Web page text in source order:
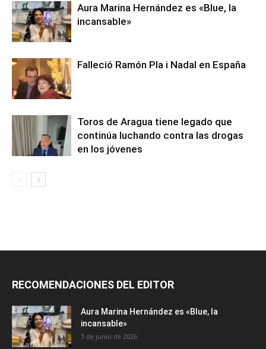
Aura Marina Hernández es «Blue, la
incansable»
Falleció Ramón Pla i Nadal en España
Toros de Aragua tiene legado que
continúa luchando contra las drogas
en los jóvenes
RECOMENDACIONES DEL EDITOR
Aura Marina Hernández es «Blue, la
incansable»
3 de junio de 2026